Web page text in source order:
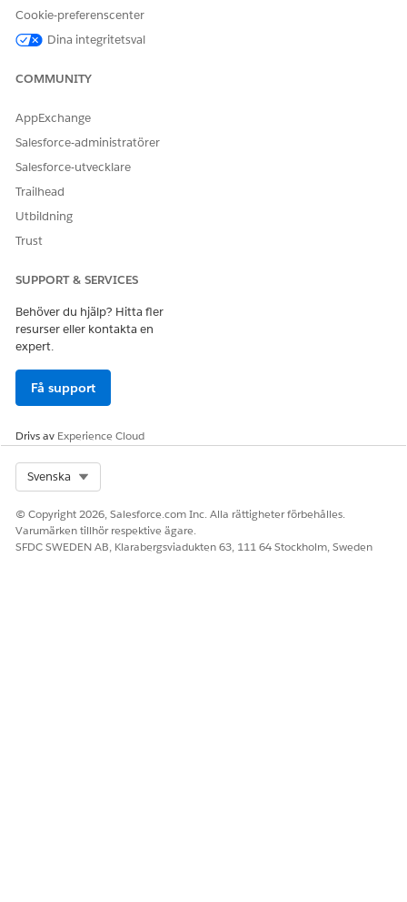
Berätta för oss vad vi kan förbättra!
Cookie-preferenscenter
Dina integritetsval
COMMUNITY
AppExchange
Salesforce-administratörer
Salesforce-utvecklare
Trailhead
Utbildning
Trust
SUPPORT & SERVICES
Behöver du hjälp? Hitta fler
resurser eller kontakta en
expert.
Få support
Drivs av Experience Cloud
Svenska
© Copyright 2026, Salesforce.com Inc. Alla rättigheter förbehålles.
Varumärken tillhör respektive ägare.
SFDC SWEDEN AB, Klarabergsviadukten 63, 111 64 Stockholm, Sweden